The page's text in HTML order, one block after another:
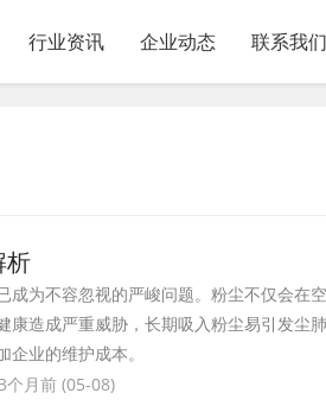
行业资讯 企业动态 联系我们
析
成为不容忽视的严峻问题。粉尘不仅会在
康造成严重威胁，长期吸入粉尘易引发尘
业的维护成本。
3个月前 (05-08)